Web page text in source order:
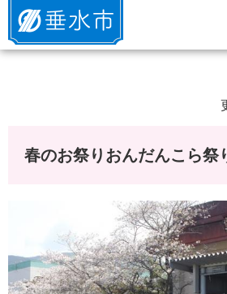
垂水市
春のお祭りおんだんこら祭